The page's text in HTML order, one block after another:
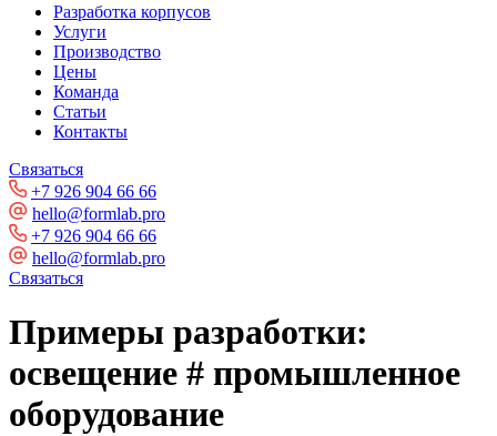
Разработка корпусов
Услуги
Производство
Цены
Команда
Статьи
Контакты
Связаться
+7 926 904 66 66
hello@formlab.pro
+7 926 904 66 66
hello@formlab.pro
Связаться
Примеры разработки:
освещение # промышленное
оборудование